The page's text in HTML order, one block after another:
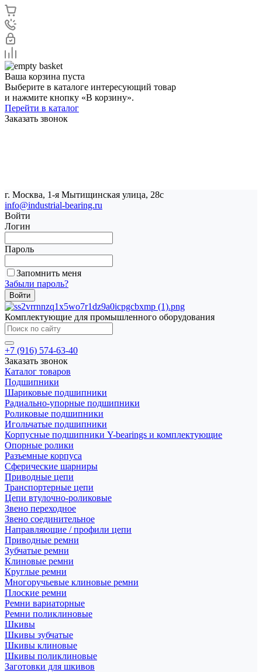
Ваша корзина пуста
Выберите в каталоге интересующий товар
и нажмите кнопку «В корзину».
Перейти в каталог
Заказать звонок
г. Москва, 1-я Мытищинская улица, 28с
info@industrial-bearing.ru
Войти
Логин
Пароль
Запомнить меня
Забыли пароль?
Комплектующие для промышленного оборудования
+7 (916) 574-63-40
Заказать звонок
Каталог товаров
Подшипники
Шариковые подшипники
Радиально-упорные подшипники
Роликовые подшипники
Игольчатые подшипники
Корпусные подшипники Y-bearings и комплектующие
Опорные ролики
Разъемные корпуса
Сферические шарниры
Приводные цепи
Транспортерные цепи
Цепи втулочно-роликовые
Звено переходное
Звено соединительное
Направляющие / профили цепи
Приводные ремни
Зубчатые ремни
Клиновые ремни
Круглые ремни
Многоручьевые клиновые ремни
Плоские ремни
Ремни вариаторные
Ремни поликлиновые
Шкивы
Шкивы зубчатые
Шкивы клиновые
Шкивы поликлиновые
Заготовки для шкивов